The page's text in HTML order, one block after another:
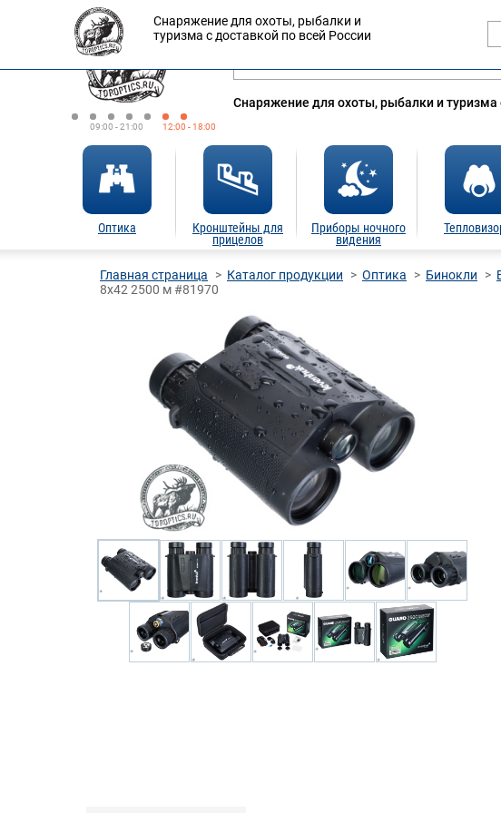
09:00 - 21:00 12:00 - 18:00
Оплата Доставка
Снаряжение для охоты, рыбалки и туризма
Оптика
Кронштейны для
прицелов
Приборы ночного
видения
Снаряжение для охоты, рыбалки и
туризма с доставкой по всей России
Главная страница Каталог продукции Оптика Бинокли
8x42 2500 м #81970